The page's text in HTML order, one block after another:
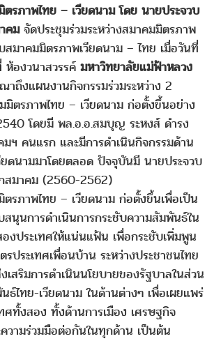
รภาพไทย – เวียดนาม โดย นายประจวบ
คมจัดประชุมร่วมระหว่างสมาคมมิตรภาพ
มาคมมิตรภาพเวียดนาม – ไทย เมื่อวันที่
องวนาสวรรค์ มหาวิทยาลัยแม่ฟ้าหลวง
าถึงแผนงานกิจกรรมร่วมระหว่าง 2
ตรภาพไทย – เวียดนาม ก่อตั้งขึ้นอย่าง
โดยมี พล.อ.อ.สมบุญ ระหงส์ ดำรง
ฯ คนแรก และมีการดำเนินกิจกรรมด้าน
ยดนามมาโดยตลอด ปัจจุบันมี นายประจวบ
สมาคม (2560-2562)
ไทย – เวียดนาม ก่อตั้งขึ้นเพื่อเป็น
นุนการดำเนินการกระชับความสัมพันธ์ใน
งประเทศให้แน่นแฟ้น เพื่อกระชับเพิ่มพูน
ประเทศเพื่อนบ้าน ระหว่างประชาชนไทย
เสริมการดำเนินนโยบายของรัฐบาลในส่วน
ธ์ไทย-เวียดนาม ในด้านต่างๆ เพื่อเผยแพร่
ศทั้งสอง ทั้งด้านการเมือง เศรษฐกิจ
วามร่วมมือต่อกันในทุกด้าน เป็นต้น